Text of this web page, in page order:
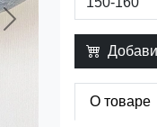
Next
О товаре